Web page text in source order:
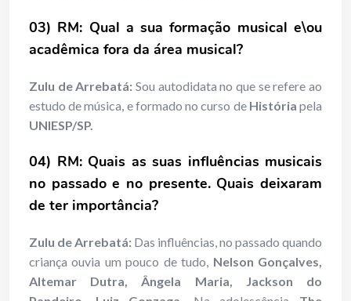
03) RM: Qual a sua formação musical e\ou
acadêmica fora da área musical?
Zulu de Arrebatá: Sou autodidata no que se refere ao
estudo de música, e formado no curso de Históriapela
UNIESP/SP.
04) RM: Quais as suas influências musicais
no passado e no presente. Quais deixaram
de ter importância?
Zulu de Arrebatá: Das influências, no passado quando
criança ouvia um pouco de tudo, Nelson Gonçalves,
Altemar Dutra, Ângela Maria, Jackson do